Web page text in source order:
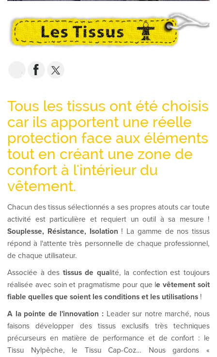
EMAIL
Tous les tissus ont été choisis
car ils apportent une réelle
protection face aux éléments
tout en créant une zone de
confort à l'intérieur du
vêtement.
Chacun des tissus sélectionnés a ses propres atouts car toute
activité est particulière et requiert un outil à sa mesure !
Souplesse, Résistance, Isolation ! La gamme de nos tissus
répond à l'attente très personnelle de chaque professionnel,
de chaque utilisateur.
Associée à des tissus de qualité, la confection est toujours
réalisée avec soin et pragmatisme pour que le vêtement soit
fiable quelles que soient les conditions et les utilisations !
A la pointe de l'innovation : Leader sur notre marché, nous
faisons développer des tissus exclusifs très techniques
précurseurs en matière de performance et de confort : le
Tissu Nylpêche, le Tissu Cap-Coz… Nous gardons «